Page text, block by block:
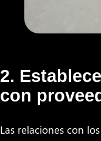
2.
con
Las relaciones con